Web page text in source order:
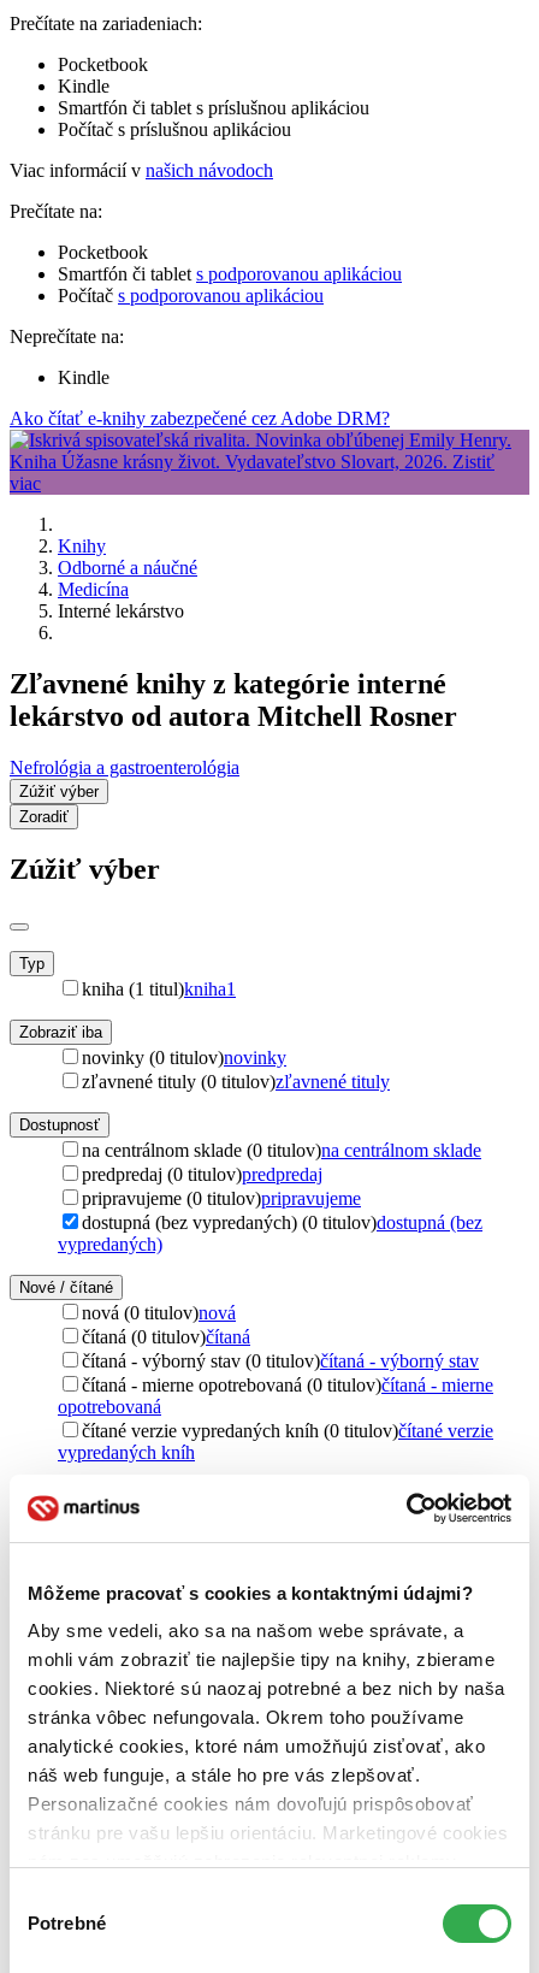
Môžeme pracovať s cookies a kontaktnými údajmi?
Aby sme vedeli, ako sa na našom webe správate, a
mohli vám zobraziť tie najlepšie tipy na knihy, zbierame
cookies. Niektoré sú naozaj potrebné a bez nich by naša
stránka vôbec nefungovala. Okrem toho používame
analytické cookies, ktoré nám umožňujú zisťovať, ako
náš web funguje, a stále ho pre vás zlepšovať.
Personalizačné cookies nám dovoľujú prispôsobovať
stránku pre vašu lepšiu orientáciu. Marketingové cookies
nám pomohlo, keby sme mohli používať všetky tieto
súhlasu
Potrebné
Prečítate na zariadeniach:
Pocketbook
Kindle
Smartfón či tablet s príslušnou aplikáciou
Počítač s príslušnou aplikáciou
Viac informácií v našich návodoch
Prečítate na:
Pocketbook
Smartfón či tablet s podporovanou aplikáciou
Počítač s podporovanou aplikáciou
Neprečítate na:
Kindle
Ako čítať e-knihy zabezpečené cez Adobe DRM?
Knihy
Odborné a náučné
Medicína
Interné lekárstvo
Zľavnené knihy z kategórie interné
lekárstvo od autora Mitchell Rosner
Nefrológia a gastroenterológia
Zúžiť výber
Zoradiť
Zúžiť výber
Typ
kniha (1 titul)kniha1
Zobraziť iba
novinky (0 titulov)novinky
zľavnené tituly (0 titulov)zľavnené tituly
Dostupnosť
na centrálnom sklade (0 titulov)na centrálnom sklade
predpredaj (0 titulov)predpredaj
pripravujeme (0 titulov)pripravujeme
dostupná (bez vypredaných) (0 titulov)dostupná (bez
vypredaných)
Nové / čítané
nová (0 titulov)nová
čítaná (0 titulov)čítaná
čítaná - výborný stav (0 titulov)čítaná - výborný stav
čítaná - mierne opotrebovaná (0 titulov)čítaná - mierne
opotrebovaná
čítané verzie vypredaných kníh (0 titulov)čítané verzie
vypredaných kníh
Odborná x populárne náučná
odborná (1 titul)
angličtina (1 titul)angličtina 1
Autor
Edgar V. Lerma (1 titul) Edgar V. Lerma1
Mitchell Rosner (1 titul)
Mitchell Rosner
Vydavateľstvo
Springer Verlag (1 titul) Springer Verlag1
pevná väzba (1 titul)pevná väzba1
Zoradiť